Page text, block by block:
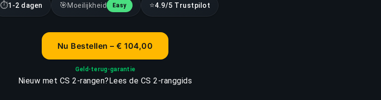
⏱1-2 dagen 🎯Moeilijkheid Easy ⭐4.9/5 Trustpilot
Nu Bestellen – € 104,00
Geld-terug-garantie
Nieuw met CS 2-rangen?Lees de CS 2-ranggids